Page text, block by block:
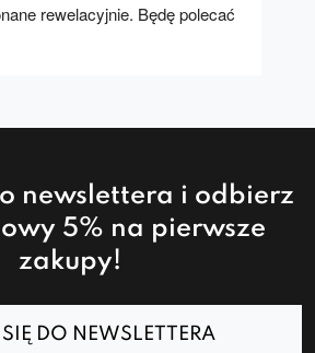
rewelacyjnie. Będę polecać
newslettera i odbierz
5% na pierwsze
zakupy!
DO NEWSLETTERA